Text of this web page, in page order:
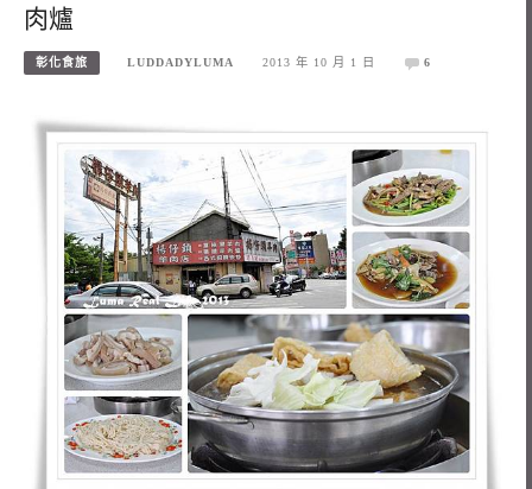
肉爐
彰化食旅 LUDDADYLUMA 2013 年 10 月 1 日 6